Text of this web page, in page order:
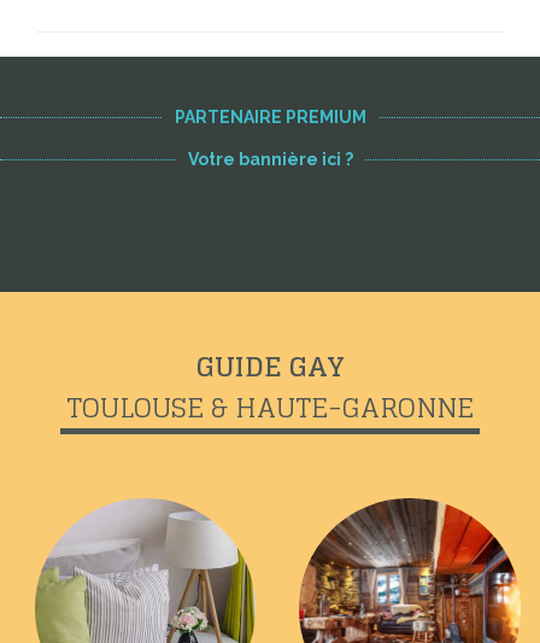
PARTENAIRE PREMIUM
Votre bannière ici ?
GUIDE GAY
TOULOUSE & HAUTE-GARONNE